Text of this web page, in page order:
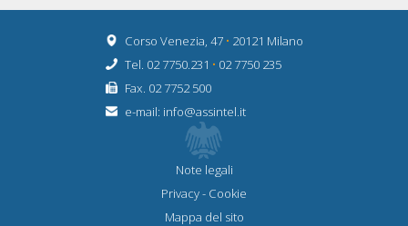
Corso Venezia, 47 • 20121 Milano
Tel. 02 7750.231 • 02 7750 235
Fax. 02 7752 500
e-mail: info@assintel.it
Note legali
Privacy- Cookie
Mappa del sito